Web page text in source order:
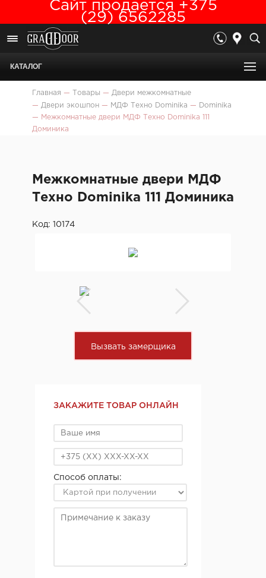
Сайт продается +375
(29) 6562285
КАТАЛОГ
Главная — Товары — Двери межкомнатные
— Двери экошпон — МДФ Техно Dominika —
Dominika
—
Межкомнатные двери МДФ Техно Dominika 111
Доминика
Межкомнатные двери МДФ
Техно Dominika 111 Доминика
Код: 10174
Вызвать замерщика
ЗАКАЖИТЕ ТОВАР ОНЛАЙН
Способ оплаты: